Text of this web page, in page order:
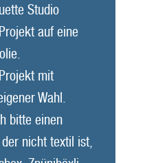
Studio
auf eine
mit
Wahl.
bitte einen
nicht textil ist,